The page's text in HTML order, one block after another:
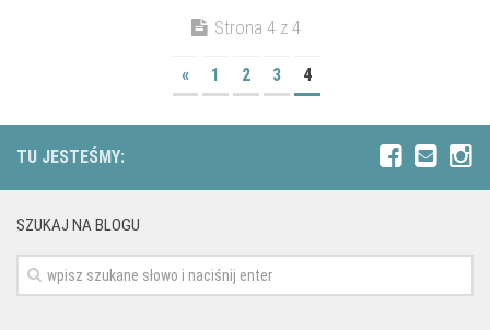
Strona 4 z 4
« 1 2 3 4
TU JESTEŚMY:
SZUKAJ NA BLOGU